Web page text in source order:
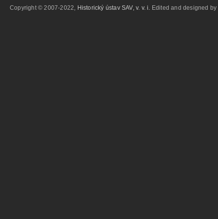
Copyright © 2007-2022, Historický ústav SAV, v. v. i. Edited and designed by